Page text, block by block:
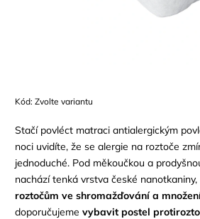
Kód: Zvolte variantu
Stačí povléct matraci antialergickým
noci uvidíte, že se alergie na roztoče
jednoduché. Pod měkoučkou a
nachází tenká vrstva české
roztočům ve shromažďování a
doporučujeme vybavit postel